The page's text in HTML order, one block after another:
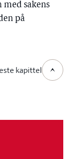
med sakens
på
kapittel